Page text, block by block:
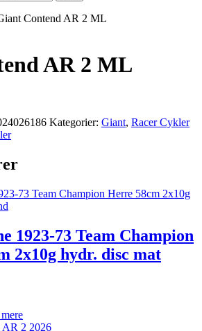
Contend AR 2 ML
AR 2 ML
Kategorier: Giant, Racer Cykler
1923-73 Team Champion
2x10g hydr. disc mat